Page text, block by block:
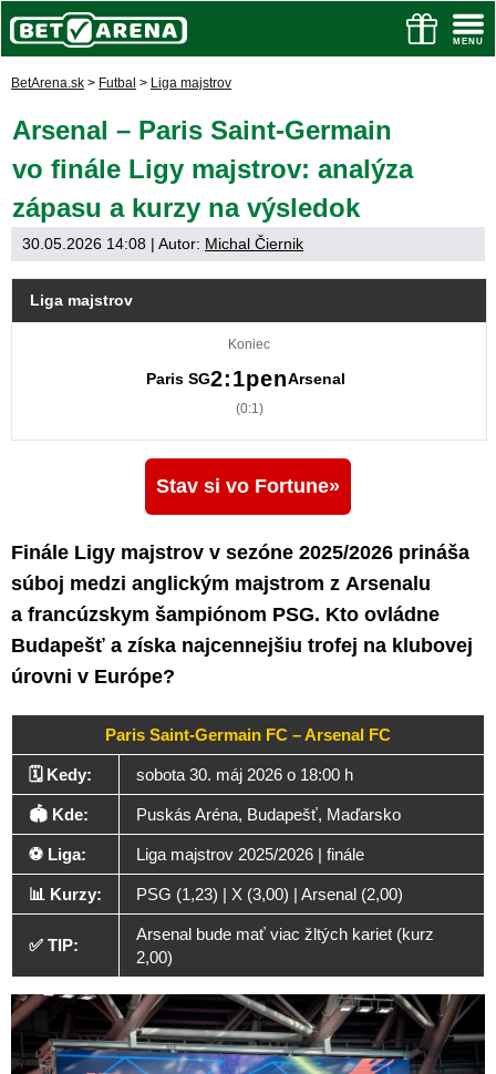
BetArena.sk > Futbal > Liga majstrov
Arsenal – Paris Saint-Germain
vo finále Ligy majstrov: analýza
zápasu a kurzy na výsledok
30.05.2026 14:08 | Autor: Michal Čiernik
Liga majstrov
Koniec
Paris SG2:1penArsenal
(0:1)
Stav si vo Fortune
Finále Ligy majstrov v sezóne 2025/2026 prináša
súboj medzi anglickým majstrom z Arsenalu
a francúzskym šampiónom PSG. Kto ovládne
Budapešť a získa najcennejšiu trofej na klubovej
úrovni v Európe?
Paris Saint-Germain FC – Arsenal FC
🗓️ Kedy: sobota 30. máj 2026 o 18:00 h
🏟️ Kde: Puskás Aréna, Budapešť, Maďarsko
⚽ Liga: Liga majstrov 2025/2026 | finále
📊 Kurzy: PSG (1,23) | X (3,00) | Arsenal (2,00)
✅ TIP:
Arsenal bude mať viac žltých kariet (kurz
2,00)